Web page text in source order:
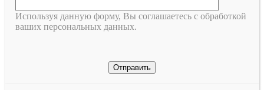
Используя данную форму, Вы соглашаетесь с обработкой
ваших персональных данных.